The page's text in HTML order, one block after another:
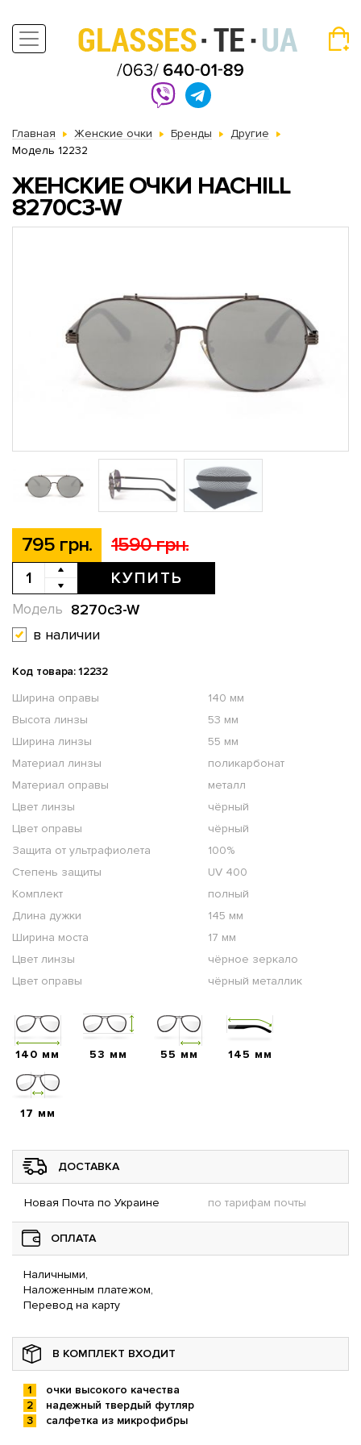
Главная Женские очки Бренды
Другие
Модель 12232
ЖЕНСКИЕ ОЧКИ HACHILL
8270C3-W
795 грн. 1590 грн.
КУПИТЬ
8270c3-W
Модель
в наличии
Код товара: 12232
Ширина оправы
140 мм
Высота линзы
53 мм
Ширина линзы
55 мм
Материал линзы
поликарбонат
Материал оправы
металл
Цвет линзы
чёрный
Цвет оправы
чёрный
Защита от ультрафиолета
100%
Степень защиты
UV 400
Комплект
полный
Длина дужки
145 мм
Ширина моста
17 мм
Цвет линзы
чёрное зеркало
Цвет оправы
чёрный металлик
140 мм 53 мм 55 мм 145 мм
17 мм
ДОСТАВКА
Новая Почта по Украине по тарифам почты
ОПЛАТА
Наличными,
Наложенным платежом,
Перевод на карту
В КОМПЛЕКТ ВХОДИТ
очки высокого качества
надежный твердый футляр
салфетка из микрофибры